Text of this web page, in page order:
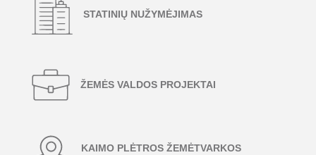
STATINIŲ NUŽYMĖJIMAS
ŽEMĖS VALDOS PROJEKTAI
KAIMO PLĖTROS ŽEMĖTVARKOS